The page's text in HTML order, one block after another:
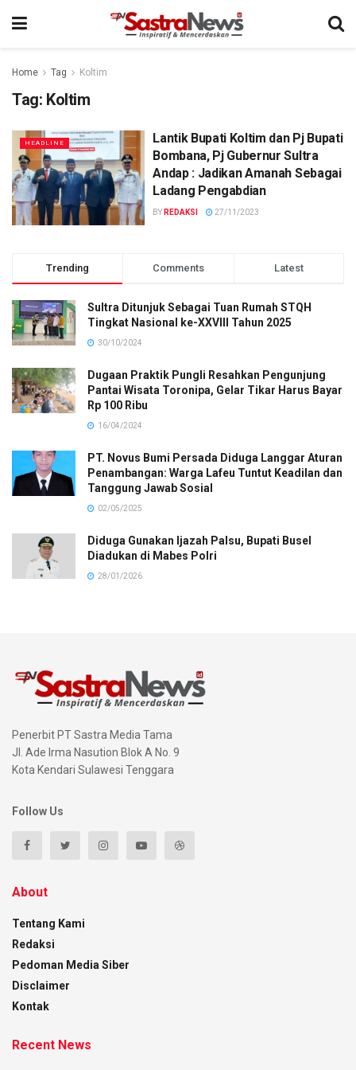
Home Tag Koltim
Tag: Koltim
HEADLINE
Lantik Bupati Koltim dan Pj Bupati
Bombana, Pj Gubernur Sultra
Andap : Jadikan Amanah Sebagai
Ladang Pengabdian
BY REDAKSI 27/11/2023
Trending Comments Latest
Sultra Ditunjuk Sebagai Tuan Rumah STQH
Tingkat Nasional ke-XXVIII Tahun 2025
30/10/2024
Dugaan Praktik Pungli Resahkan Pengunjung
Pantai Wisata Toronipa, Gelar Tikar Harus Bayar
Rp 100 Ribu
16/04/2024
PT. Novus Bumi Persada Diduga Langgar Aturan
Penambangan: Warga Lafeu Tuntut Keadilan dan
Tanggung Jawab Sosial
02/05/2025
Diduga Gunakan Ijazah Palsu, Bupati Busel
Diadukan di Mabes Polri
28/01/2026
Penerbit PT Sastra Media Tama
Jl. Ade Irma Nasution Blok A No. 9
Kota Kendari Sulawesi Tenggara
Follow Us
About
Tentang Kami
Redaksi
Pedoman Media Siber
Disclaimer
Kontak
Recent News